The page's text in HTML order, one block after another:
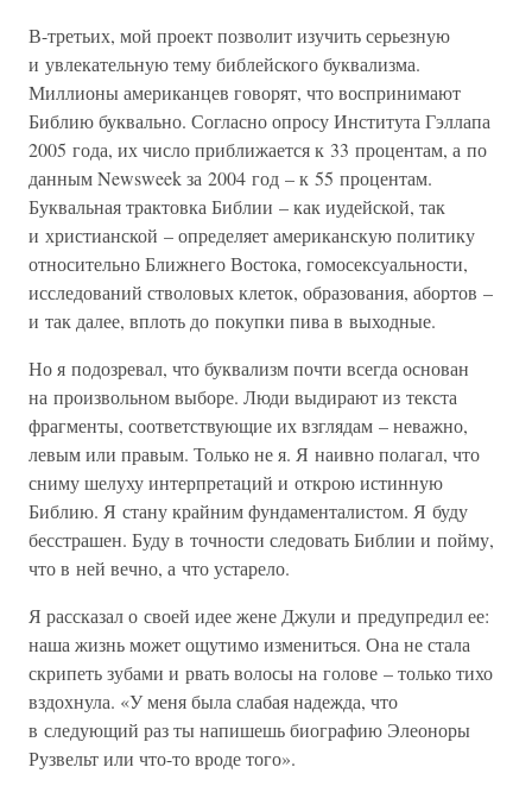
В-третьих, мой проект позволит изучить серьезную
и увлекательную тему библейского буквализма.
Миллионы американцев говорят, что воспринимают
Библию буквально. Согласно опросу Института Гэллапа
2005 года, их число приближается к 33 процентам, а по
данным Newsweek за 2004 год – к 55 процентам.
Буквальная трактовка Библии – как иудейской, так
и христианской – определяет американскую политику
относительно Ближнего Востока, гомосексуальности,
исследований стволовых клеток, образования, абортов –
и так далее, вплоть до покупки пива в выходные.
Но я подозревал, что буквализм почти всегда основан
на произвольном выборе. Люди выдирают из текста
фрагменты, соответствующие их взглядам – неважно,
левым или правым. Только не я. Я наивно полагал, что
сниму шелуху интерпретаций и открою истинную
Библию. Я стану крайним фундаменталистом. Я буду
бесстрашен. Буду в точности следовать Библии и пойму,
что в ней вечно, а что устарело.
Я рассказал о своей идее жене Джули и предупредил ее:
наша жизнь может ощутимо измениться. Она не стала
скрипеть зубами и рвать волосы на голове – только тихо
вздохнула. «У меня была слабая надежда, что
в следующий раз ты напишешь биографию Элеоноры
Рузвельт или что-то вроде того».